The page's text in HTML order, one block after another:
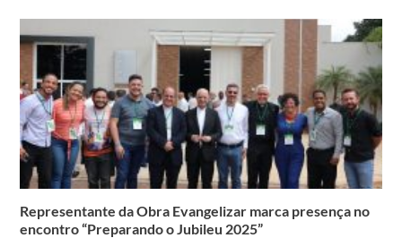
Representante da Obra Evangelizar marca presença no
encontro “Preparando o Jubileu 2025”